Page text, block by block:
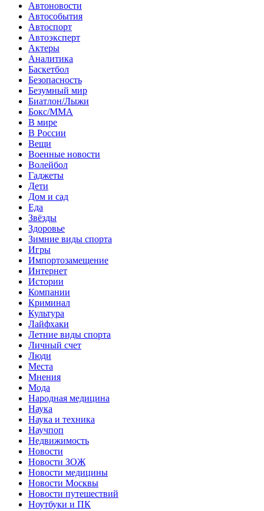
Автоновости
Автособытия
Автоспорт
Автоэксперт
Актеры
Аналитика
Баскетбол
Безопасность
Безумный мир
Биатлон/Лыжи
Бокс/MMA
В мире
В России
Вещи
Военные новости
Волейбол
Гаджеты
Дети
Дом и сад
Еда
Звёзды
Здоровье
Зимние виды спорта
Игры
Импортозамещение
Интернет
Истории
Компании
Криминал
Культура
Лайфхаки
Летние виды спорта
Личный счет
Люди
Места
Мнения
Мода
Народная медицина
Наука
Наука и техника
Научпоп
Недвижимость
Новости
Новости ЗОЖ
Новости медицины
Новости Москвы
Новости путешествий
Ноутбуки и ПК